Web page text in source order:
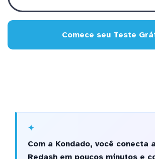
Comece seu Teste
Com a Kondado, você conecta
Redash em poucos minutos e